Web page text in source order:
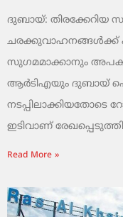
ദുബായ്: തിരക്കേറിയ
ചരക്കുവാഹനങ്ങൾക്ക്
സുഗമമാക്കാനും
ആർടിഎയും ദുബായ്
ഇടിവാണ്
Read More »